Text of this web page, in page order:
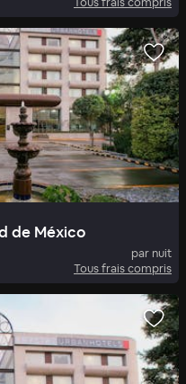
de México
par nuit
Tous frais compris